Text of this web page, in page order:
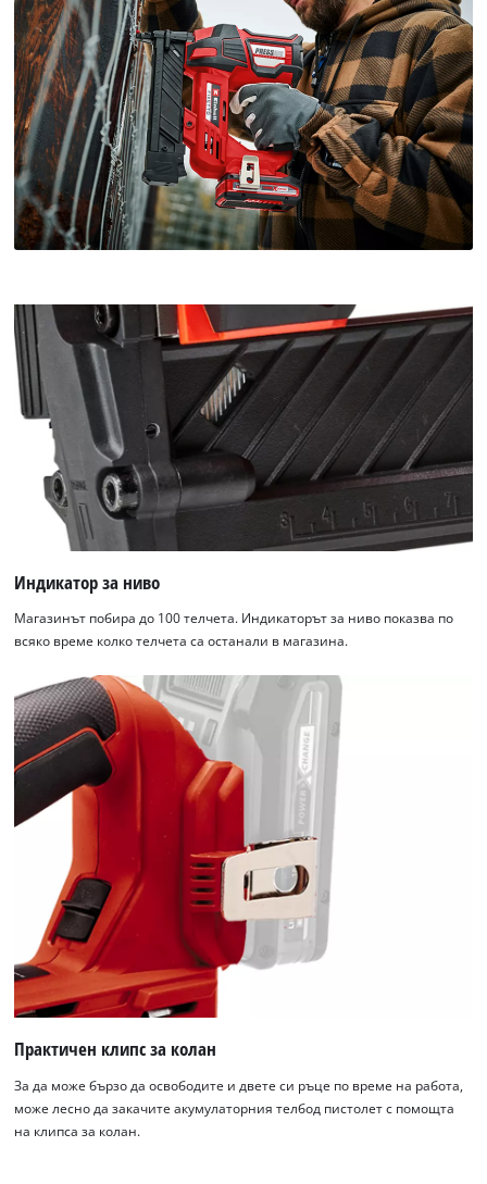
Индикатор за ниво
Магазинът побира до 100 телчета. Индикаторът за ниво показва по
всяко време колко телчета са останали в магазина.
Практичен клипс за колан
За да може бързо да освободите и двете си ръце по време на работа,
може лесно да закачите акумулаторния телбод пистолет с помощта
на клипса за колан.